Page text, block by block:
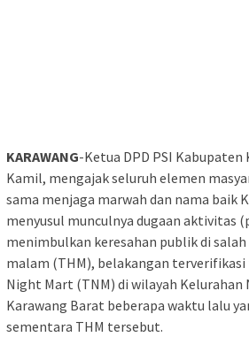
KARAWANG-Ketua DPD PSI Kabupaten
Kamil, mengajak seluruh elemen
sama menjaga marwah dan nama baik
menyusul munculnya dugaan aktivitas
menimbulkan keresahan publik di
malam (THM), belakangan
Night Mart (TNM) di wilayah Kelurahan
Karawang Barat beberapa waktu lalu
sementara THM tersebut.